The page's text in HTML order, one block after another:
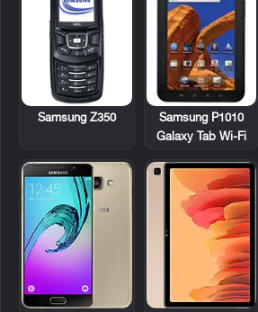
Samsung P1010
Galaxy Tab Wi-Fi
Samsung Z350